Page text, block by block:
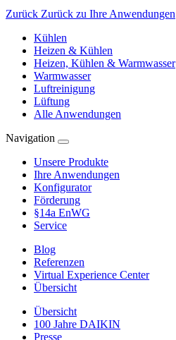
Zurück Zurück zu Ihre Anwendungen
Kühlen
Heizen & Kühlen
Heizen, Kühlen & Warmwasser
Warmwasser
Luftreinigung
Lüftung
Alle Anwendungen
Navigation
Unsere Produkte
Ihre Anwendungen
Konfigurator
Förderung
§14a EnWG
Service
Blog
Referenzen
Virtual Experience Center
Übersicht
Übersicht
100 Jahre DAIKIN
Presse